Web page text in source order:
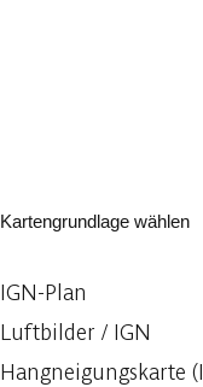
Kartengrundlage wählen
IGN-Plan
Luftbilder / IGN
Hangneigungskarte